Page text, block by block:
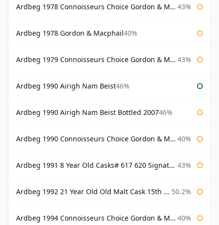
Ardbeg 1978 Connoisseurs Choice Gordon & Macphail 43%
Ardbeg 1978 Gordon & Macphail40%
Ardbeg 1979 Connoisseurs Choice Gordon & Macphail 43%
Ardbeg 1990 Airigh Nam Beist46%
Ardbeg 1990 Airigh Nam Beist Bottled 200746%
Ardbeg 1990 Connoisseurs Choice Gordon & Macphail 40%
Ardbeg 1991 8 Year Old Casks# 617 620 Signatory 43%
Ardbeg 1992 21 Year Old Old Malt Cask 15th Anniversary Hunter Laing 50.2%
Ardbeg 1994 Connoisseurs Choice Gordon & Macphail 40%